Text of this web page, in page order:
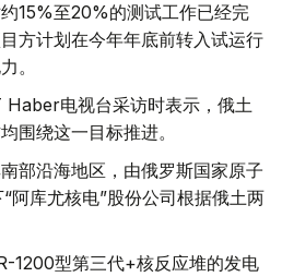
15%至20%的测试工作已经完
方计划在今年年底前转入试运行
。
Haber电视台采访时表示，俄土
围绕这一目标推进。
部沿海地区，由俄罗斯国家原子
阿库尤核电”股份公司根据俄土两
1200型第三代+核反应堆的发电